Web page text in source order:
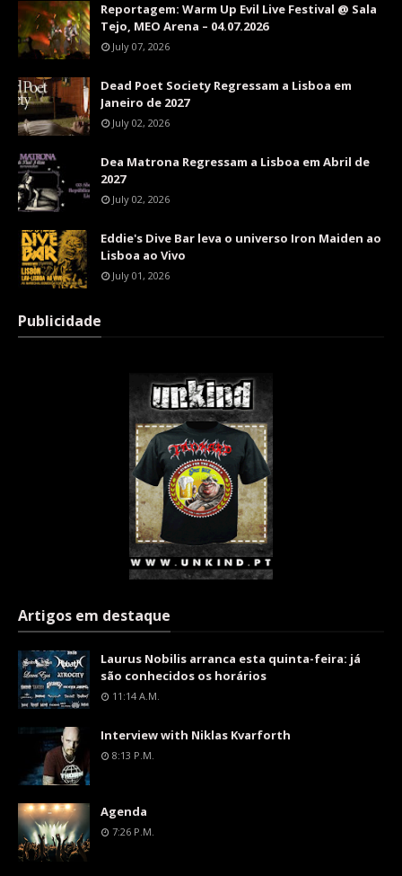
Reportagem: Warm Up Evil Live Festival @ Sala
Tejo, MEO Arena – 04.07.2026
July 07, 2026
Dead Poet Society Regressam a Lisboa em
Janeiro de 2027
July 02, 2026
Dea Matrona Regressam a Lisboa em Abril de
2027
July 02, 2026
Eddie's Dive Bar leva o universo Iron Maiden ao
Lisboa ao Vivo
July 01, 2026
Publicidade
Artigos em destaque
Laurus Nobilis arranca esta quinta-feira: já
são conhecidos os horários
11:14 A.m.
Interview with Niklas Kvarforth
8:13 P.m.
Agenda
7:26 P.m.